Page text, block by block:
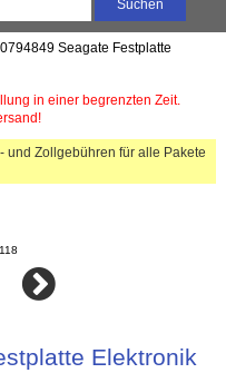
Seagate Festplatte
in einer begrenzten Zeit.
und Zollgebühren für alle Pakete
Elektronik